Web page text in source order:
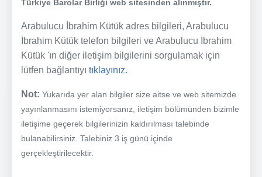
Türkiye Barolar Birliği web sitesinden alınmıştır.
Arabulucu İbrahim Kütük adres bilgileri, Arabulucu
İbrahim Kütük telefon bilgileri ve Arabulucu İbrahim
Kütük 'ın diğer iletişim bilgilerini sorgulamak için
lütfen bağlantıyı tıklayınız.
Not: Yukarıda yer alan bilgiler size aitse ve web sitemizde
yayınlanmasını istemiyorsanız, iletişim bölümünden bizimle
iletişime geçerek bilgilerinizin kaldırılması talebinde
bulanabilirsiniz. Talebiniz 3 iş günü içinde
gerçekleştirilecektir.